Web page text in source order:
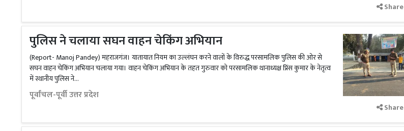
Share
पुलिस ने चलाया सघन वाहन चेकिंग अभियान
(Report- Manoj Pandey) महराजगंज। यातायात नियम का उल्लंघन करने वालों के विरुद्ध परसामलिक पुलिस की ओर से
सघन वाहन चेकिंग अभियान चलाया गया। वाहन चेकिंग अभियान के तहत गुरुवार को परसामलिक थानाध्यक्ष प्रिंस कुमार के नेतृत्व
में स्थानीय पुलिस ने...
पूर्वांचल-पूर्वी उत्तर प्रदेश
Share